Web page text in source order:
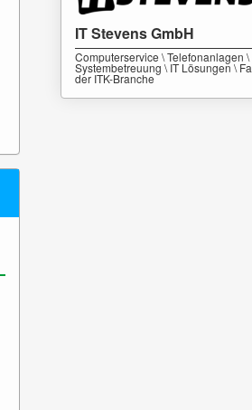
IT Stevens GmbH
Computerservice \ Telefonanlagen \
Systembetreuung \ IT Lösungen \
der ITK-Branche